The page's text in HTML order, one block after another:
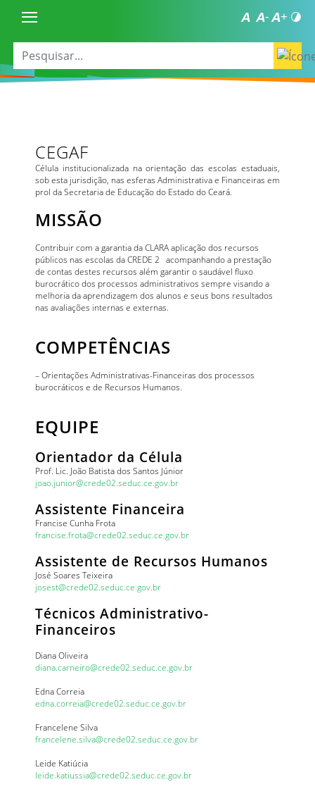
CEGAF
Célula institucionalizada na orientação das escolas estaduais,
sob esta jurisdição, nas esferas Administrativa e Financeiras em
prol da Secretaria de Educação do Estado do Ceará.
MISSÃO
Contribuir com a garantia da CLARA aplicação dos recursos
públicos nas escolas da CREDE 2 acompanhando a prestação
de contas destes recursos além garantir o saudável fluxo
burocrático dos processos administrativos sempre visando a
melhoria da aprendizagem dos alunos e seus bons resultados
nas avaliações internas e externas.
COMPETÊNCIAS
– Orientações Administrativas-Financeiras dos processos
burocráticos e de Recursos Humanos.
EQUIPE
Orientador da Célula
Prof. Lic. João Batista dos Santos Júnior
joao.junior@crede02.seduc.ce.gov.br
Assistente Financeira
Francise Cunha Frota
francise.frota@crede02.seduc.ce.gov.br
Assistente de Recursos Humanos
José Soares Teixeira
josest@crede02.seduc.ce.gov.br
Técnicos Administrativo-
Financeiros
Diana Oliveira
diana.carneiro@crede02.seduc.ce.gov.br
Edna Correia
edna.correia@crede02.seduc.ce.gov.br
Francelene Silva
francelene.silva@crede02.seduc.ce.gov.br
Leide Katiúcia
leide.katiussia@crede02.seduc.ce.gov.br